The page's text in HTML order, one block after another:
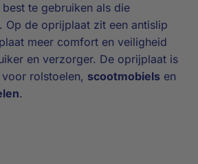
best te gebruiken als die
Op de oprijplaat zit een antislip
meer comfort en veiligheid
en verzorger. De oprijplaat is
rolstoelen, scootmobiels en
.